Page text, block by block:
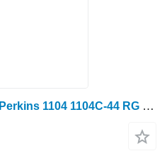
ZZ80268 glava cilindra za Perkins 1104 1104C-44 RG RJ